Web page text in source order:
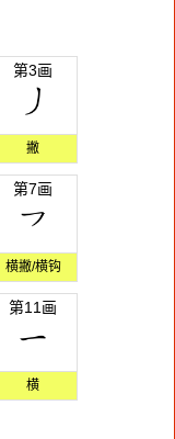
第3画
撇
第7画
横撇/横钩
第11画
横